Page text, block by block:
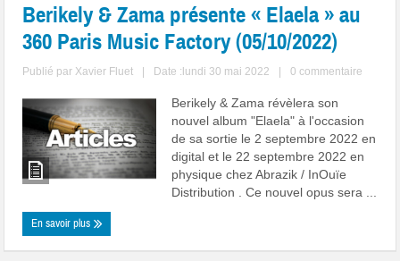
Berikely & Zama présente « Elaela » au
360 Paris Music Factory (05/10/2022)
Publié par Xavier Fluet Date :lundi 30 mai 2022 0 commentaire
Berikely & Zama révèlera son
nouvel album "Elaela" à l'occasion
de sa sortie le 2 septembre 2022 en
digital et le 22 septembre 2022 en
physique chez Abrazik / InOuïe
Distribution . Ce nouvel opus sera ...
En savoir plus